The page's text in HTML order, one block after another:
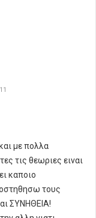
με πολλα
τις θεωριες ειναι
καποιο
τους
ΣΥΝΗΘΕΙΑ!